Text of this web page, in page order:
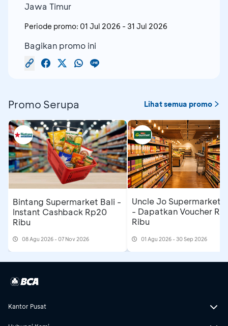
Jawa Timur
Periode promo: 01 Jul 2026 - 31 Jul 2026
Bagikan promo ini
Promo Serupa Lihat semua promo
Bintang Supermarket Bali -
Instant Cashback Rp20
Ribu
08 Agu 2026 - 07 Nov 2026
Uncle Jo Supermarket
- Dapatkan Voucher
Ribu
01 Agu 2026 - 30 Sep 2026
Kantor Pusat